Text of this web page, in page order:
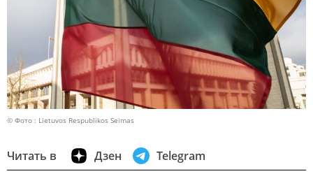
© Фото : Lietuvos Respublikos Seimas
Читать в Дзен Telegram